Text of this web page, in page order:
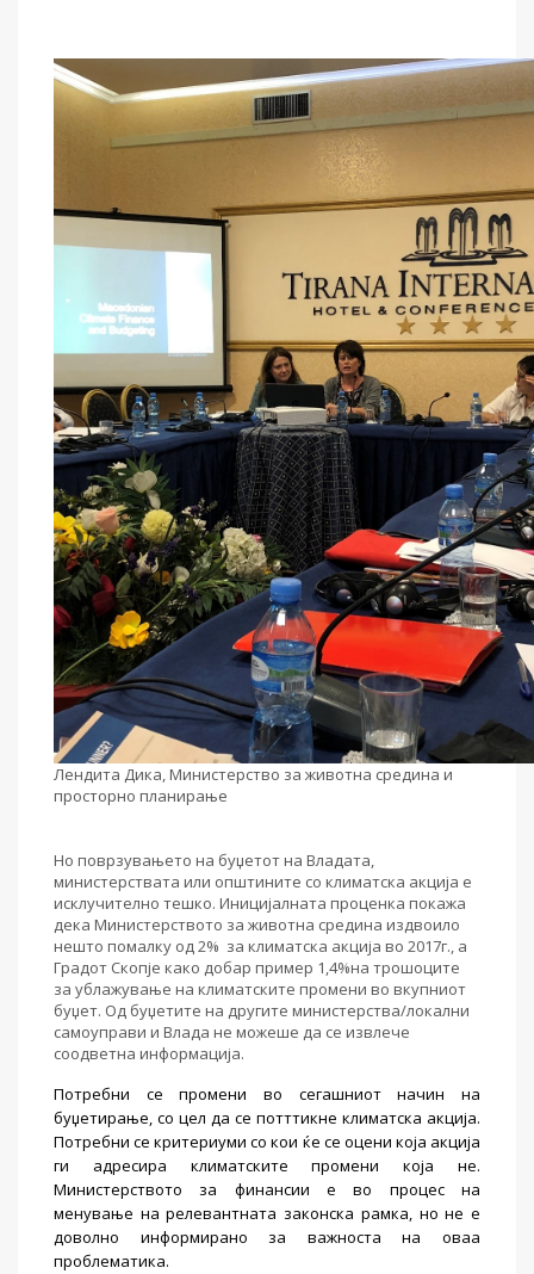
Лендита Дика,Министерство за животна средина и
просторно планирање
Но поврзувањето на буџетот на Владата,
министерствата или општините со климатска акција е
исклучително тешко. Иницијалната проценка покажа
дека Министерството за животна средина издвоило
нешто помалку од 2% за климатска акција во 2017г., а
Градот Скопје како добар пример 1,4%на трошоците
за ублажување на климатските промени во вкупниот
буџет. Од буџетите на другите министерства/локални
самоуправи и Влада не можеше да се извлече
соодветна информација.
Потребни се промени во сегашниот начин на
буџетирање, со цел да се потттикне климатска акција.
Потребни се критериуми со кои ќе се оцени која акција
ги адресира климатските промени која не.
Министерството за финансии е во процес на
менување на релевантната законска рамка, но не е
доволно информирано за важноста на оваа
проблематика.